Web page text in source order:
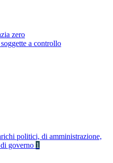
zero
a controllo
politici, di amministrazione,
governo 1